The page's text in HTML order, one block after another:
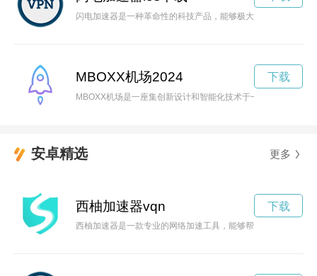
闪电加速器是一种革命性的科技产品，能够极大提升机器的运行
MBOXX机场2024
MBOXX机场是一座集创新设计和智能化技术于一体的未来型
下载
安卓精选 更多
西柚加速器vqn
西柚加速器是一款专业的网络加速工具，能够帮助用户提升网
下载